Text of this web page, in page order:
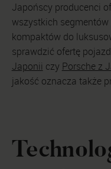
Japońscy producenci
wszystkich
kompaktów do
sprawdzić ofertę
Japonii czy Porsche z
jakość oznacza także